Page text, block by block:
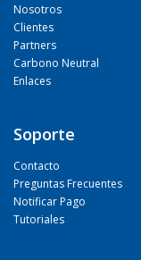
Nosotros
Clientes
Partners
Carbono Neutral
Enlaces
Soporte
Contacto
Preguntas Frecuentes
Notificar Pago
Tutoriales